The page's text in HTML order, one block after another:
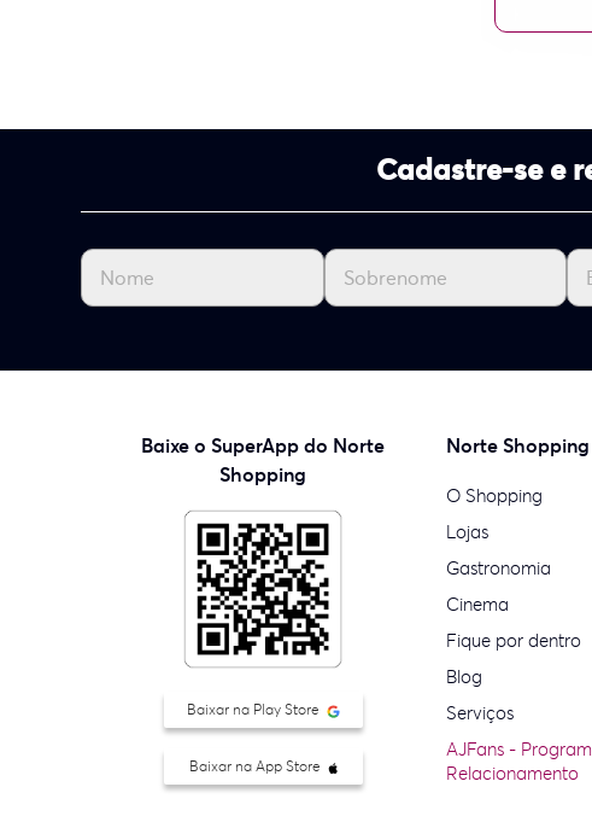
Cadastre-se e
Baixe o SuperApp do Norte
Shopping
Baixar na Play Store
Baixar na App Store
Norte Shopping
O Shopping
Lojas
Gastronomia
Cinema
Fique por dentro
Blog
Serviços
AJFans -
Relacionamento